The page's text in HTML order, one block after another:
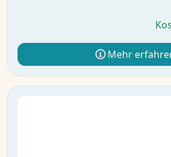
Mehr